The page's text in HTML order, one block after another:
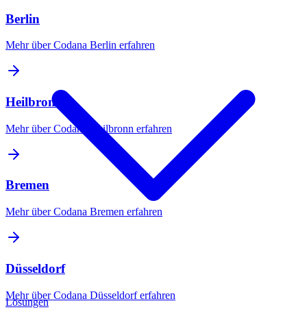
Lösungen
Berlin
Mehr über Codana Berlin erfahren
Heilbronn
Mehr über Codana Heilbronn erfahren
Bremen
Mehr über Codana Bremen erfahren
Düsseldorf
Mehr über Codana Düsseldorferfahren